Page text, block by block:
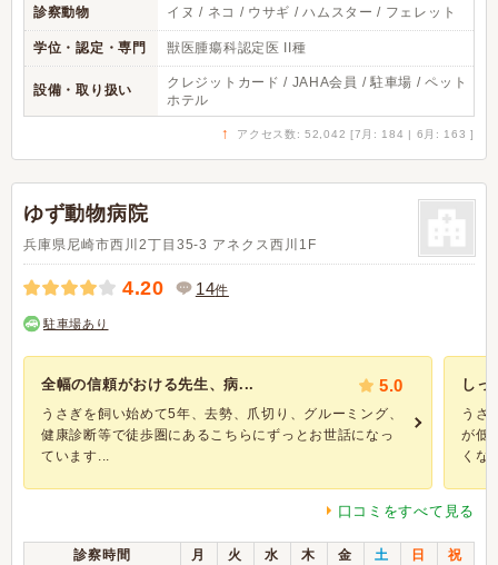
診察動物 イヌ / ネコ / ウサギ / ハムスター / フェレット
学位・認定・専門 獣医腫瘍科認定医 II種
設備・取り扱い
クレジットカード / JAHA会員 / 駐車場 / ペット
ホテル
↑ アクセス数: 52,042 [7月: 184 | 6月: 163 ]
ゆず動物病院
兵庫県尼崎市西川2丁目35-3 アネクス西川1F
4.20 14件
駐車場あり
全幅の信頼がおける先生、病... 5.0
うさぎを飼い始めて5年、去勢、爪切り、グルーミング、
健康診断等で徒歩圏にあるこちらにずっとお世話になっ
ています...
しっ
うさ
が低
くな
口コミをすべて見る
診察時間 月 火 水 木 金 土 日
祝